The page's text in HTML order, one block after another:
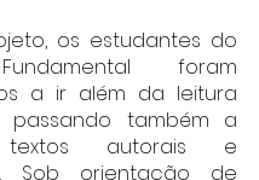
os estudantes do
foram
a ir além da leitura
passando também a
textos autorais e
Sob orientação de